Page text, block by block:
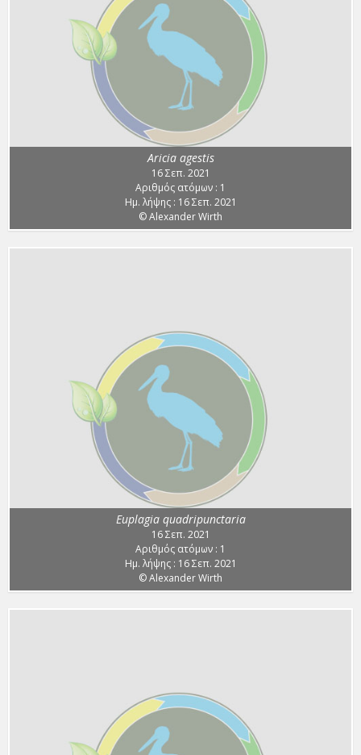
Aricia agestis
16 Σεπ. 2021
Αριθμός ατόμων : 1
Ημ. λήψης : 16 Σεπ. 2021
© Alexander Wirth
Euplagia quadripunctaria
16 Σεπ. 2021
Αριθμός ατόμων : 1
Ημ. λήψης : 16 Σεπ. 2021
© Alexander Wirth